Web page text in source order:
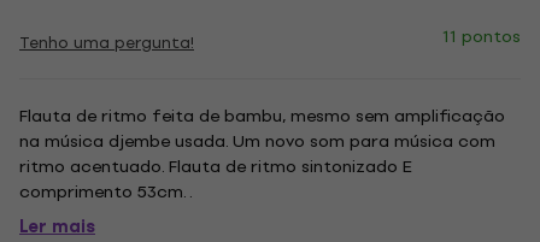
Tenho uma pergunta! 11 pontos
Flauta de ritmo feita de bambu, mesmo sem amplificação
na música djembe usada. Um novo som para música com
ritmo acentuado. Flauta de ritmo sintonizado E
comprimento 53cm. .
Ler mais